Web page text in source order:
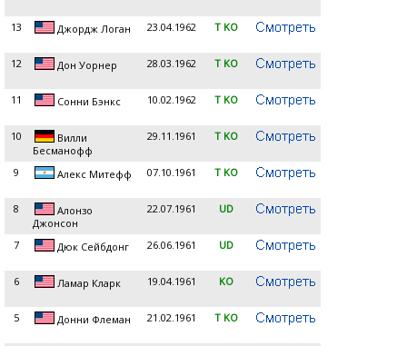
13 Джордж Логан 23.04.1962 T KO
12 Дон Уорнер 28.03.1962 T KO
11 Сонни Бэнкс 10.02.1962 T KO
10
Вилли
Бесманофф
29.11.1961 T KO
9 Алекс Митефф 07.10.1961 T KO
8
Алонзо
Джонсон
22.07.1961 UD
7 Дюк Сейбдонг 26.06.1961 UD
6 Ламар Кларк 19.04.1961 KO
5 Донни Флеман 21.02.1961 T KO